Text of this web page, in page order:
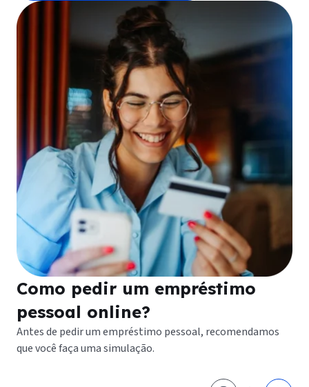
Como pedir um empréstimo
pessoal online?
Antes de pedir um empréstimo pessoal, recomendamos
que você faça uma simulação.